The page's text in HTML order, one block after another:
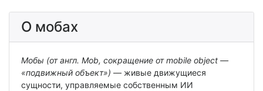
О мобах
Мобы (от англ. Mob, сокращение от mobile object —
«подвижный объект») — живые движущиеся
сущности, управляемые собственным ИИ